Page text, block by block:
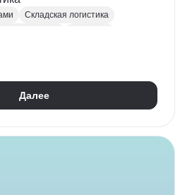
Складская логистика
Далее